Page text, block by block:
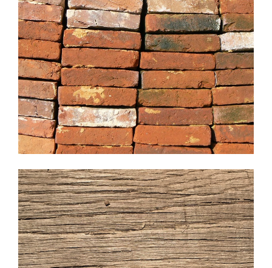
Stock de chêne ancien en Normandie
Stock de briques de Saint Jean